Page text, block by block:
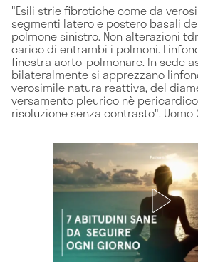
"Esili strie fibrotiche come da
segmenti latero e postero basali
polmone sinistro. Non alterazioni
carico di entrambi i polmoni.
finestra aorto-polmonare. In sede
bilateralmente si apprezzano
verosimile natura reattiva, del
versamento pleurico nè
risoluzione senza contrasto". Uomo